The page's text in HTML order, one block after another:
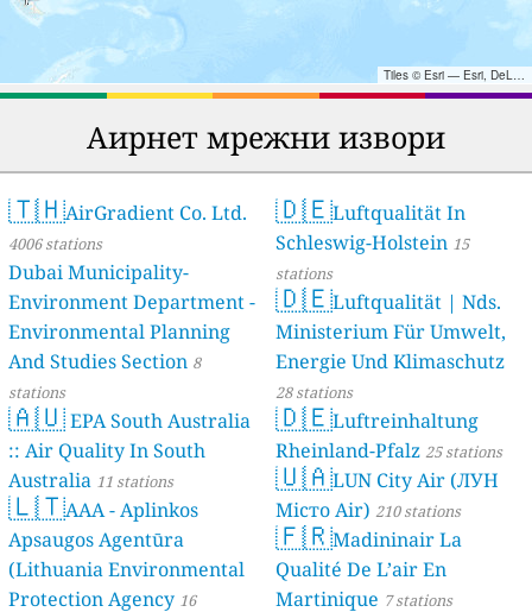
Tiles © Esri — Esri, DeLorme, NAVTEQ, TomTom, Intermap, iPC, USGS, FAO, NPS, NRCAN, GeoBase, Kadaster NL, Ordnance Survey, Esri Japan, METI, Esri China (Hong Kong), and the GIS User Community
Аирнет мрежни извори
🇹🇭AirGradient Co. Ltd.
4006 stations
Dubai Municipality-
Environment Department -
Environmental Planning
And Studies Section 8
stations
🇦🇺EPA South Australia
:: Air Quality In South
Australia 11 stations
🇱🇹AAA - Aplinkos
Apsaugos Agentūra
(Lithuania Environmental
Protection Agency 16
🇩🇪Luftqualität In
Schleswig-Holstein 15
stations
🇩🇪Luftqualität | Nds.
Ministerium Für Umwelt,
Energie Und Klimaschutz
28 stations
🇩🇪Luftreinhaltung
Rheinland-Pfalz 25 stations
🇺🇦LUN City Air (ЛУН
Місто Air) 210 stations
🇫🇷Madininair La
Qualité De L’air En
Martinique 7 stations